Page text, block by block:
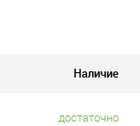
Наличие
достаточно